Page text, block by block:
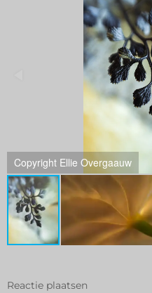
Copyright Ellie Overgaauw
Reactie plaatsen